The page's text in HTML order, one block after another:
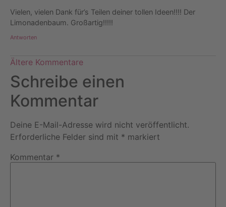
Vielen, vielen Dank für’s Teilen deiner tollen Ideen!!!! Der
Limonadenbaum. Großartig!!!!!
Antworten
Ältere Kommentare
Schreibe einen
Kommentar
Deine E-Mail-Adresse wird nicht veröffentlicht.
Erforderliche Felder sind mit * markiert
Kommentar *